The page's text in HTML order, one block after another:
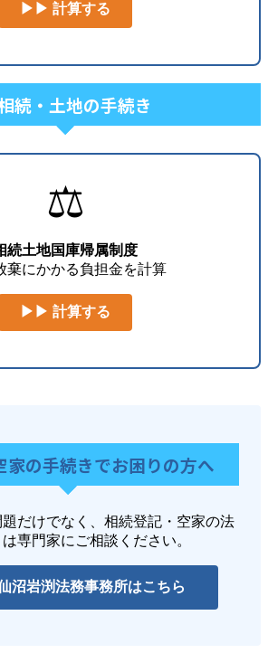
▶▶ 計算する
続・土地の手続き
⚖️
続土地国庫帰属制度
棄にかかる負担金を計算
▶▶ 計算する
の手続きでお困りの方へ
だけでなく、相続登記・空家の法
専門家にご相談ください。
沼岩渕法務事務所はこちら